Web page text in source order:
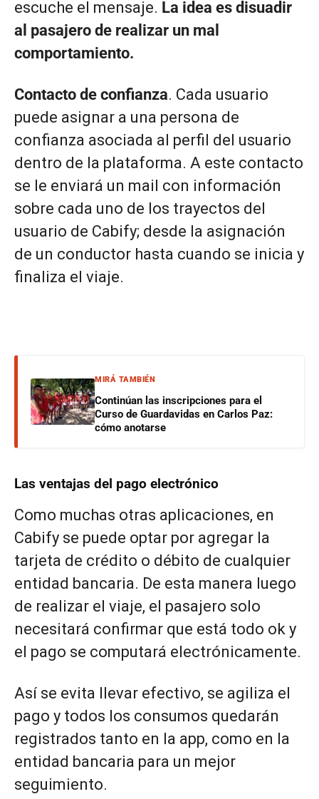
escuche el mensaje. La idea es disuadir
al pasajero de realizar un mal
comportamiento.
Contacto de confianza. Cada usuario
puede asignar a una persona de
confianza asociada al perfil del usuario
dentro de la plataforma. A este contacto
se le enviará un mail con información
sobre cada uno de los trayectos del
usuario de Cabify; desde la asignación
de un conductor hasta cuando se inicia y
finaliza el viaje.
MIRÁ TAMBIÉN
Continúan las inscripciones para el
Curso de Guardavidas en Carlos Paz:
cómo anotarse
Las ventajas del pago electrónico
Como muchas otras aplicaciones, en
Cabify se puede optar por agregar la
tarjeta de crédito o débito de cualquier
entidad bancaria. De esta manera luego
de realizar el viaje, el pasajero solo
necesitará confirmar que está todo ok y
el pago se computará electrónicamente.
Así se evita llevar efectivo, se agiliza el
pago y todos los consumos quedarán
registrados tanto en la app, como en la
entidad bancaria para un mejor
seguimiento.